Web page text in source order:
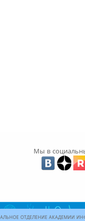
Мы в
ОТДЕЛЕНИЕ АКАДЕМИИ